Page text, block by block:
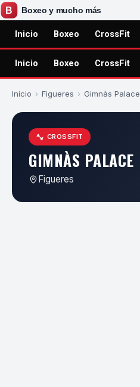
Inicio Boxeo CrossFit
Inicio Boxeo CrossFit
Inicio › Figueres › Gimnàs Palace
CROSSFIT
GIMNÀS PALACE
Figueres